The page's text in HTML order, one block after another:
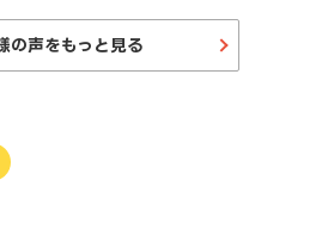
の声をもっと見る